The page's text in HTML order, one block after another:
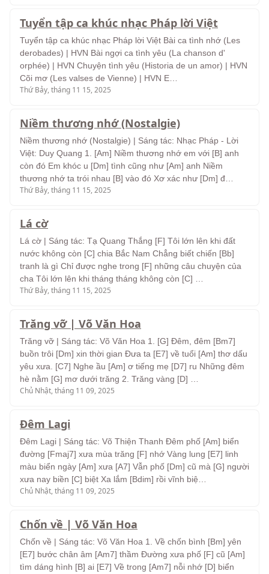
Tuyển tập ca khúc nhạc Pháp lời Việt
Tuyển tập ca khúc nhạc Pháp lời Việt Bài ca tình nhớ (Les
derobades) | HVN Bài ngợi ca tình yêu (La chanson d'
orphée) | HVN Chuyện tình yêu (Historia de un amor) | HVN
Cõi mơ (Les valses de Vienne) | HVN E…
Thứ Bảy, tháng 11 15, 2025
Niềm thương nhớ (Nostalgie)
Niềm thương nhớ (Nostalgie) | Sáng tác: Nhạc Pháp - Lời
Việt: Duy Quang 1. [Am] Niềm thương nhớ em với [B] anh
còn đó Em khóc u [Dm] tình cũng như [Am] anh Niềm
thương nhớ ta trói nhau [B] vào đó Xơ xác như [Dm] đ…
Thứ Bảy, tháng 11 15, 2025
Lá cờ
Lá cờ | Sáng tác: Tạ Quang Thắng [F] Tôi lớn lên khi đất
nước không còn [C] chia Bắc Nam Chẳng biết chiến [Bb]
tranh là gì Chỉ được nghe trong [F] những câu chuyện của
cha Tôi lớn lên khi tháng tháng không còn [C] …
Thứ Bảy, tháng 11 15, 2025
Trăng vỡ | Võ Văn Hoa
Trăng vỡ | Sáng tác: Võ Văn Hoa 1. [G] Đêm, đêm [Bm7]
buồn trôi [Dm] xin thời gian Đưa ta [E7] về tuổi [Am] thơ dấu
yêu xưa. [C7] Nghe ầu [Am] ơ tiếng mẹ [D7] ru Những đêm
hè nằm [G] mơ dưới trăng 2. Trăng vàng [D] …
Chủ Nhật, tháng 11 09, 2025
Đêm Lagi
Đêm Lagi | Sáng tác: Võ Thiện Thanh Đêm phố [Am] biển
đường [Fmaj7] xưa mùa trăng [F] nhớ Vàng lung [E7] linh
màu biển ngày [Am] xưa [A7] Vẫn phố [Dm] cũ mà [G] người
xưa nay biền [C] biệt Xa lắm [Bdim] rồi vĩnh biệ…
Chủ Nhật, tháng 11 09, 2025
Chốn về | Võ Văn Hoa
Chốn về | Sáng tác: Võ Văn Hoa 1. Về chốn bình [Bm] yên
[E7] bước chân âm [Am7] thầm Đường xưa phố [F] cũ [Am]
tìm dáng hình [B] ai [E7] Về trong [Am7] nỗi nhớ [D] biển